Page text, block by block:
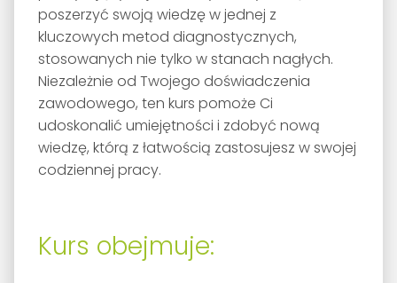
poszerzyć swoją wiedzę w jednej z
kluczowych metod diagnostycznych,
stosowanych nie tylko w stanach nagłych.
Niezależnie od Twojego doświadczenia
zawodowego, ten kurs pomoże Ci
udoskonalić umiejętności i zdobyć nową
wiedzę, którą z łatwością zastosujesz w swojej
codziennej pracy.
Kurs obejmuje: